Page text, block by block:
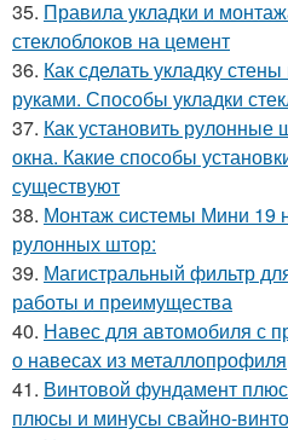
35. Правила укладки и
стеклоблоков на цемент
36. Как сделать укладку
руками. Способы укладки
37. Как установить
окна. Какие способы
существуют
38. Монтаж системы Мини 19
рулонных штор:
39. Магистральный фильтр
работы и преимущества
40. Навес для автомобиля с
о навесах из
41. Винтовой фундамент
плюсы и минусы свайно-